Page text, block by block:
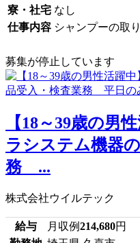
寮・社宅 なし
仕事内容 シャンプーの取
募集が停止しています
【18～39歳の男
ラシステム機器
務 ...
株式会社ウイルテック
給与 月収例214,680円